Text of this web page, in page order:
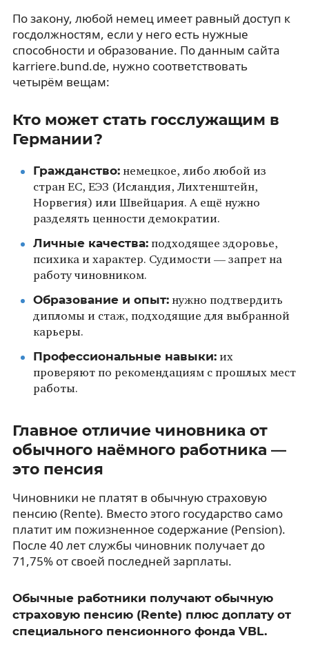
По закону, любой немец имеет равный доступ к
госдолжностям, если у него есть нужные
способности и образование. По данным сайта
karriere.bund.de, нужно соответствовать
четырём вещам:
Кто может стать госслужащим в
Германии?
Гражданство:немецкое, либо любой из
стран ЕС, ЕЭЗ (Исландия, Лихтенштейн,
Норвегия) или Швейцария. А ещё нужно
разделять ценности демократии.
Личные качества:подходящее здоровье,
психика и характер. Судимости — запрет на
работу чиновником.
Образование и опыт:нужно подтвердить
дипломы и стаж, подходящие для выбранной
карьеры.
Профессиональные навыки:их
проверяют по рекомендациям с прошлых мест
работы.
Главное отличие чиновника от
обычного наёмного работника —
это пенсия
Чиновники не платят в обычную страховую
пенсию (Rente). Вместо этого государство само
платит им пожизненное содержание (Pension).
После 40 лет службы чиновник получает до
71,75% от своей последней зарплаты.
Обычные работники получают обычную
страховую пенсию (Rente) плюс доплату от
специального пенсионного фонда VBL.